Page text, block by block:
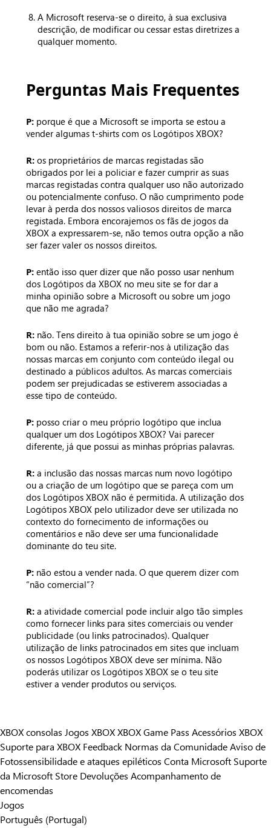
A Microsoft reserva-se o direito, à sua exclusiva
descrição, de modificar ou cessar estas diretrizes a
qualquer momento.
Perguntas Mais Frequentes
P: porque é que a Microsoft se importa se estou a
vender algumas t-shirts com os Logótipos XBOX?
R: os proprietários de marcas registadas são
obrigados por lei a policiar e fazer cumprir as suas
marcas registadas contra qualquer uso não autorizado
ou potencialmente confuso. O não cumprimento pode
levar à perda dos nossos valiosos direitos de marca
registada. Embora encorajemos os fãs de jogos da
XBOX a expressarem-se, não temos outra opção a não
ser fazer valer os nossos direitos.
P:então isso quer dizer que não posso usar nenhum
dos Logótipos da XBOX no meu site se for dar a
minha opinião sobre a Microsoft ou sobre um jogo
que não me agrada?
R: não. Tens direito à tua opinião sobre se um jogo é
bom ou não. Estamos a referir-nos à utilização das
nossas marcas em conjunto com conteúdo ilegal ou
destinado a públicos adultos. As marcas comerciais
podem ser prejudicadas se estiverem associadas a
esse tipo de conteúdo.
P: posso criar o meu próprio logótipo que inclua
qualquer um dos Logótipos XBOX? Vai parecer
diferente, já que possui as minhas próprias palavras.
R: a inclusão das nossas marcas num novo logótipo
ou a criação de um logótipo que se pareça com um
dos Logótipos XBOX não é permitida. A utilização dos
Logótipos XBOX pelo utilizador deve ser utilizada no
contexto do fornecimento de informações ou
comentários e não deve ser uma funcionalidade
dominante do teu site.
P: não estou a vender nada. O que querem dizer com
“não comercial”?
R: a atividade comercial pode incluir algo tão simples
como fornecer links para sites comerciais ou vender
publicidade (ou links patrocinados). Qualquer
utilização de links patrocinados em sites que incluam
os nossos Logótipos XBOX deve ser mínima. Não
poderás utilizar os Logótipos XBOX se o teu site
estiver a vender produtos ou serviços.
XBOX consolas Jogos XBOXXBOX Game Pass Acessórios XBOX
Suporte para XBOX Feedback Normas da ComunidadeAviso de
Fotossensibilidade e ataques epiléticos Conta Microsoft Suporte
da Microsoft Store Devoluções Acompanhamento de
encomendas
Jogos
Português (Portugal)